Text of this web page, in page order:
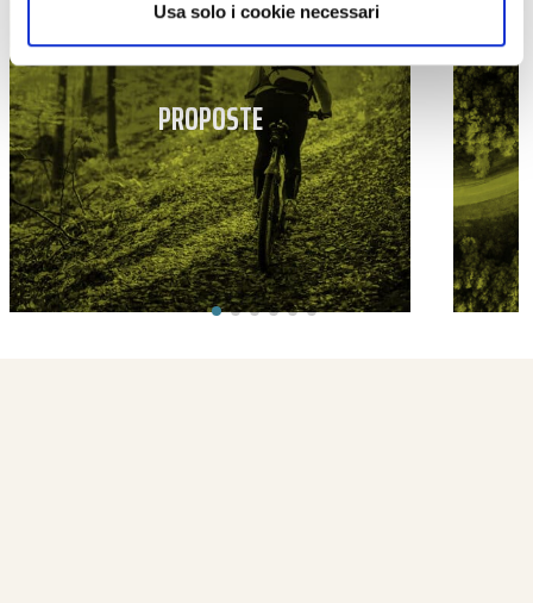
Usa solo i cookie necessari
PROPOSTE